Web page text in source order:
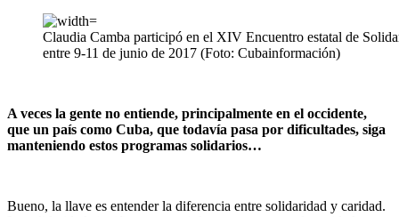
Claudia Camba participó en el XIV Encuentro estatal de
entre 9-11 de junio de 2017 (Foto: Cubainformación)
A veces la gente no entiende, principalmente en el occidente,
que un país como Cuba, que todavía pasa por dificultades, siga
manteniendo estos programas solidarios…
Bueno, la llave es entender la diferencia entre solidaridad y caridad.